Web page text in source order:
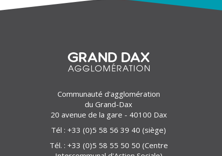
Communauté d'agglomération
du Grand-Dax
20 avenue de la gare - 40100 Dax
Tél : +33 (0)5 58 56 39 40 (siège)
Tél. : +33 (0)5 58 55 50 50 (Centre